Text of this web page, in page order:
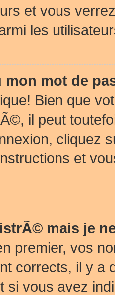
et vous
les
mot de
Bien que
il peut
cliquez
et
mais je
premier, vos
corrects, il y a
si vous avez